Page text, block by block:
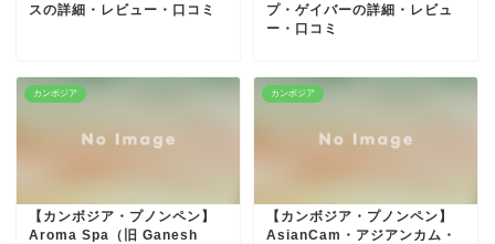
スの詳細・レビュー・口コミ
プ・ゲイバーの詳細・レビュ
ー・口コミ
カンボジア
【カンボジア・プノンペン】
Aroma Spa（旧 Ganesh
カンボジア
【カンボジア・プノンペン】
AsianCam・アジアンカム・